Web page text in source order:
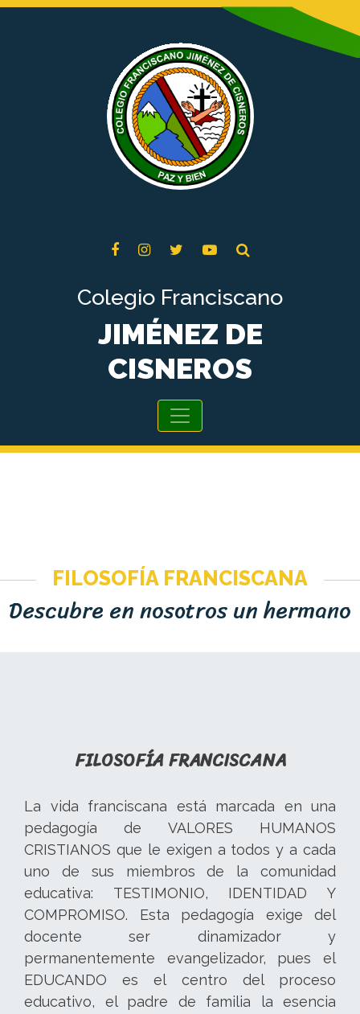
Colegio Franciscano
JIMÉNEZ DE
CISNEROS
FILOSOFÍA FRANCISCANA
Descubre en nosotros un hermano
FILOSOFÍA FRANCISCANA
La vida franciscana está marcada en una
pedagogía de VALORES HUMANOS
CRISTIANOS que le exigen a todos y a cada
uno de sus miembros de la comunidad
educativa: TESTIMONIO, IDENTIDAD Y
COMPROMISO. Esta pedagogía exige del
docente ser dinamizador y
permanentemente evangelizador, pues el
EDUCANDO es el centro del proceso
educativo, el padre de familia la esencia